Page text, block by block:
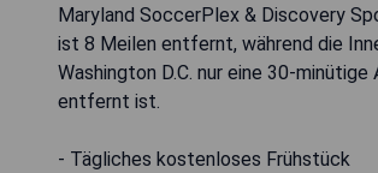
Maryland SoccerPlex & Discovery
ist 8 Meilen entfernt, während die
Washington D.C. nur eine 30-
entfernt ist.
- Tägliches kostenloses Frühstück